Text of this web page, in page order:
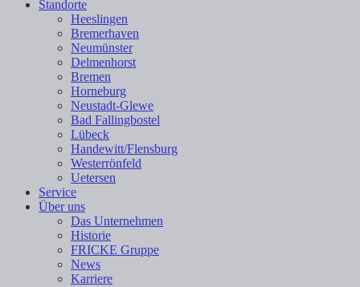
Standorte
Heeslingen
Bremerhaven
Neumünster
Delmenhorst
Bremen
Horneburg
Neustadt-Glewe
Bad Fallingbostel
Lübeck
Handewitt/Flensburg
Westerrönfeld
Uetersen
Service
Über uns
Das Unternehmen
Historie
FRICKE Gruppe
News
Karriere